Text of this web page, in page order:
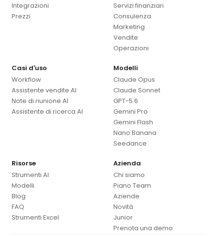
Integrazioni
Prezzi
Servizi finanziari
Consulenza
Marketing
Vendite
Operazioni
Casi d'uso
Workflow
Assistente vendite AI
Note di riunione AI
Assistente di ricerca AI
Modelli
Claude Opus
Claude Sonnet
GPT-5.6
Gemini Pro
Gemini Flash
Nano Banana
Seedance
Risorse
Strumenti AI
Modelli
Blog
FAQ
Strumenti Excel
Azienda
Chi siamo
Piano Team
Aziende
Novità
Junior
Prenota una demo